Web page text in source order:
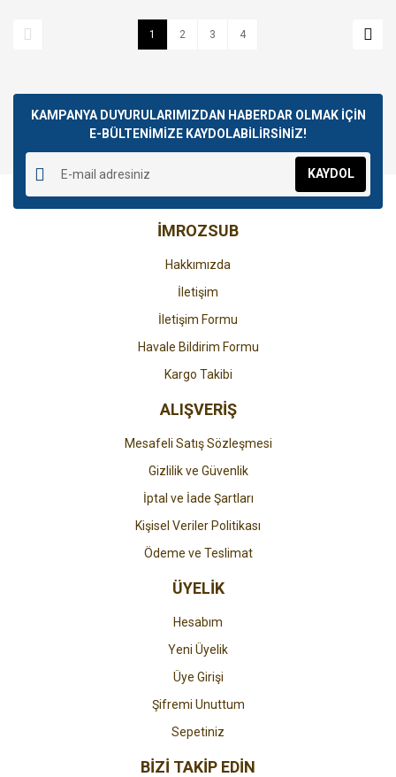
1 2 3 4
KAMPANYA DUYURULARIMIZDAN HABERDAR OLMAK İÇİN
E-BÜLTENİMİZE KAYDOLABİLİRSİNİZ!
KAYDOL
İMROZSUB
Hakkımızda
İletişim
İletişim Formu
Havale Bildirim Formu
Kargo Takibi
ALIŞVERİŞ
Mesafeli Satış Sözleşmesi
Gizlilik ve Güvenlik
İptal ve İade Şartları
Kişisel Veriler Politikası
Ödeme ve Teslimat
ÜYELİK
Hesabım
Yeni Üyelik
Üye Girişi
Şifremi Unuttum
Sepetiniz
BİZİ TAKİP EDİN